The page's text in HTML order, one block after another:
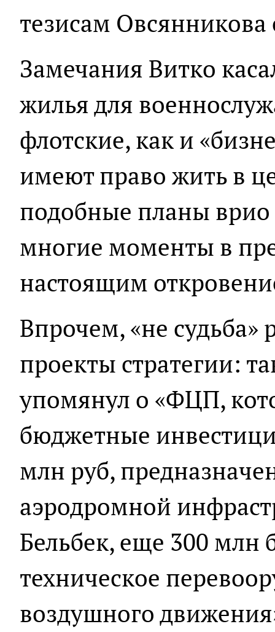
тезисам
Замечания Витко
жилья для
флотские, как и
имеют право жить в
подобные планы
многие моменты в
настоящим
Впрочем, «не судьба»
проекты стратегии:
упомянул о «ФЦП,
бюджетные
млн руб,
аэродромной
Бельбек, еще 300 млн
техническое
воздушного